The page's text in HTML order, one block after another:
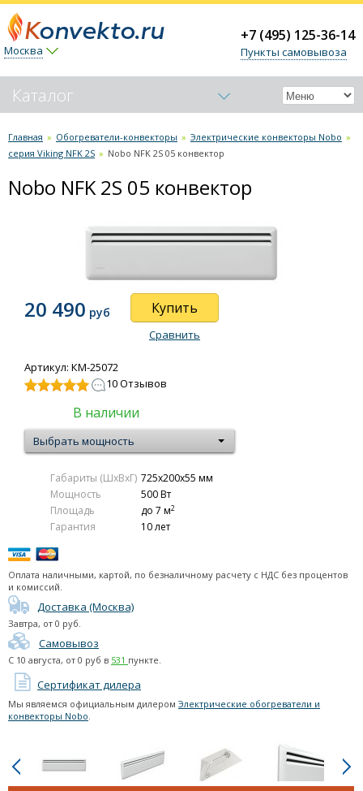
Москва
+7 (495) 125-36-14
Пункты самовывоза
Каталог
Электрические конвекторы Nobo
серия Nordic NFK 4W
серия Viking NFK 4N
серия Viking NFK 4S
Nobo NFK 2S 05 конвектор
Nobo NFK 2S 07 конвектор
Nobo NFK 2S 10 конвектор
серия NFC 2S
серия Viking NFC 2N
Центральные системы управления
Декоративные панели для Nobo Oslo
Термостаты для серии Oslo, Viking NFC
Термостаты
Аксессуары
Электрические конвекторы Noirot
Электрические конвекторы Roda
Керамические обогреватели
Тепловые пушки
Тепловые завесы (электрические)
Тепловые завесы (водяные)
Термогигрометры
Главная » Обогреватели-конвекторы » Электрические конвекторы Nobo »
серия Viking NFK 2S » Nobo NFK 2S 05 конвектор
Nobo NFK 2S 05 конвектор
20 490 руб Купить
Сравнить
Артикул: КМ-25072
10 Отзывов
В наличии
Выбрать мощность
Габариты (ШxВxГ) 725x200x55 мм
Мощность
500 Вт
Площадь
до 7 м2
Гарантия 10 лет
Оплата наличными, картой, по безналичному расчету с НДС без процентов
и комиссий.
Доставка (Москва)
Завтра, от0 руб.
Самовывоз
С 10 августа, от0 руб в 531 пункте.
Сертификат дилера
Мы являемся официальным дилеромЭлектрические обогреватели и
конвекторы Nobo.